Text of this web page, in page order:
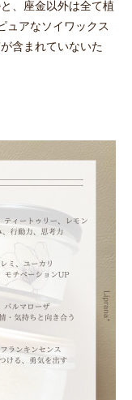
、座金以外は全て植
ュアなソイワックス
含まれていないた